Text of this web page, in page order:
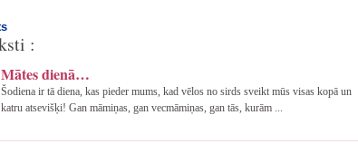
:
Mātes dienā…
Šodiena ir tā diena, kas pieder mums, kad vēlos no sirds sveikt mūs visas kopā un
katru atsevišķi! Gan māmiņas, gan vecmāmiņas, gan tās, kurām ...